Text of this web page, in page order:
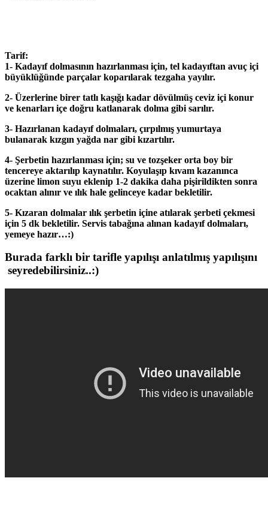
Tarif:
1- Kadayıf dolmasının hazırlanması için, tel kadayıftan avuç içi
büyüklüğünde parçalar koparılarak tezgaha yayılır.
2- Üzerlerine birer tatlı kaşığı kadar dövülmüş ceviz içi konur
ve kenarları içe doğru katlanarak dolma gibi sarılır.
3- Hazırlanan kadayıf dolmaları, çırpılmış yumurtaya
bulanarak kızgın yağda nar gibi kızartılır.
4- Şerbetin hazırlanması için; su ve tozşeker orta boy bir
tencereye aktarılıp kaynatılır. Koyulaşıp kıvam kazanınca
üzerine limon suyu eklenip 1-2 dakika daha pişirildikten sonra
ocaktan alınır ve ılık hale gelinceye kadar bekletilir.
5- Kızaran dolmalar ılık şerbetin içine atılarak şerbeti çekmesi
için 5 dk bekletilir. Servis tabağına alınan kadayıf dolmaları,
yemeye hazır…:)
Burada farklı bir tarifle yapılışı anlatılmış yapılışını
seyredebilirsiniz..:)